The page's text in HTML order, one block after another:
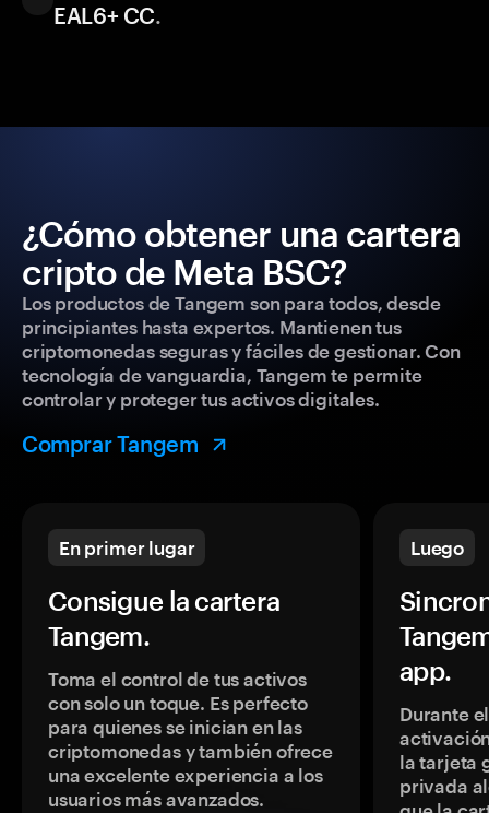
EAL6+ CC.
¿Cómo obtener una cartera
cripto de Meta BSC?
Los productos de Tangem son para todos, desde
principiantes hasta expertos. Mantienen tus
criptomonedas seguras y fáciles de gestionar. Con
tecnología de vanguardia, Tangem te permite
controlar y proteger tus activos digitales.
Comprar Tangem
En primer lugar
Consigue la cartera
Tangem.
Toma el control de tus activos
con solo un toque. Es perfecto
para quienes se inician en las
criptomonedas y también ofrece
una excelente experiencia a los
usuarios más avanzados.
Luego
app.
Durante
la tarjeta
privada